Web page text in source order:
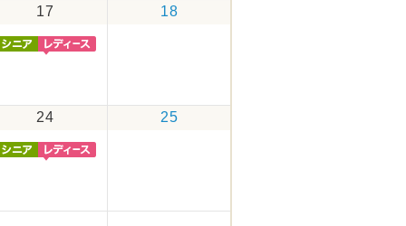
17 18
24 25